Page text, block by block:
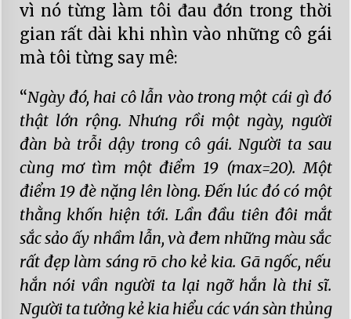
vì nó từng làm tôi đau đớn trong thời
gian rất dài khi nhìn vào những cô gái
mà tôi từng say mê:
“Ngày đó, hai cô lẫn vào trong một cái gì đó
thật lớn rộng. Nhưng rồi một ngày, người
đàn bà trỗi dậy trong cô gái. Người ta sau
cùng mơ tìm một điểm 19 (max=20). Một
điểm 19 đè nặng lên lòng. Đến lúc đó có một
thằng khốn hiện tới. Lần đầu tiên đôi mắt
sắc sảo ấy nhầm lẫn, và đem những màu sắc
rất đẹp làm sáng rõ cho kẻ kia. Gã ngốc, nếu
hắn nói vần người ta lại ngỡ hắn là thi sĩ.
Người ta tưởng kẻ kia hiểu các ván sàn thủng